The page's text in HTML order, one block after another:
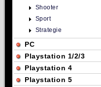
Shooter
Sport
Strategie
PC
Playstation 1/2/3
Playstation 4
Playstation 5